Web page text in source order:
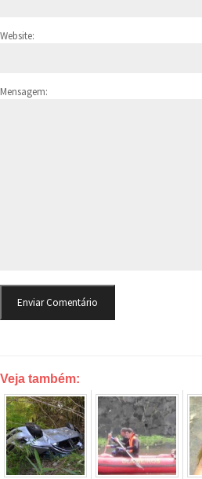
Website:
Mensagem:
Veja também: